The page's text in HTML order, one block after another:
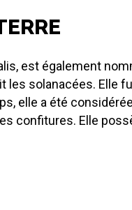
est également
solanacées. Elle
elle a été
confitures. Elle